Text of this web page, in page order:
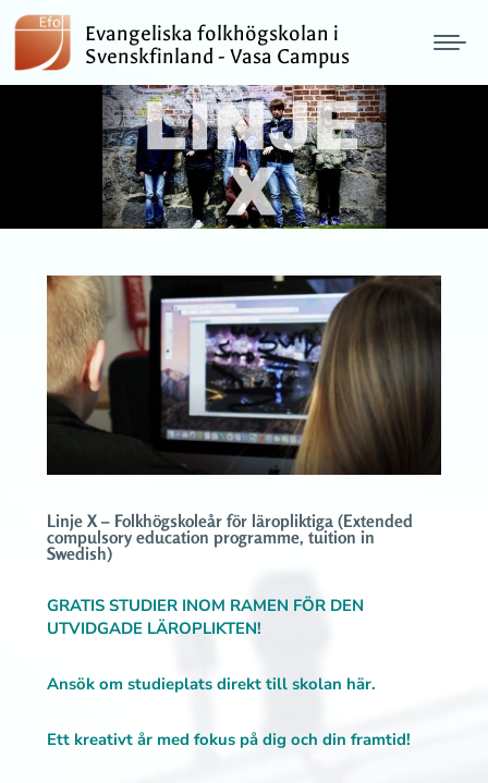
Evangeliska folkhögskolan i
Svenskfinland - Vasa Campus
Linje X – Folkhögskoleår för läropliktiga (Extended
compulsory education programme, tuition in
Swedish)
GRATIS STUDIER INOM RAMEN FÖR DEN
UTVIDGADE LÄROPLIKTEN!
Ansök om studieplats direkt till skolan här.
Ett kreativt år med fokus på dig och din framtid!